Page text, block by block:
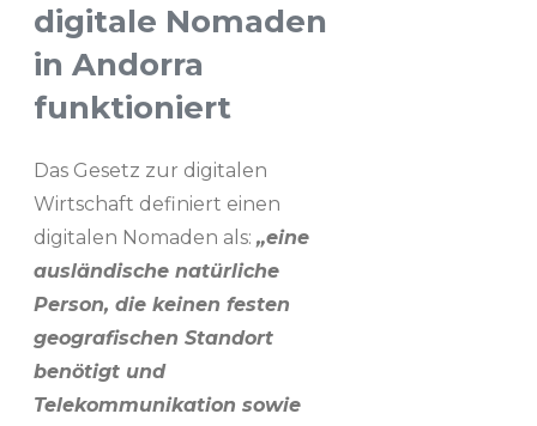
digitale Nomaden
in Andorra
funktioniert
Das Gesetz zur digitalen
Wirtschaft definiert einen
digitalen Nomaden als: „eine
ausländische natürliche
Person, die keinen festen
geografischen Standort
benötigt und
Telekommunikation sowie